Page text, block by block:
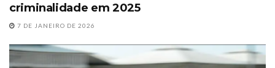
criminalidade em 2025
7 DE JANEIRO DE 2026